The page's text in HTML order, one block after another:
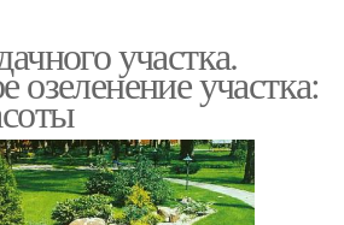
участка.
озеленение участка: